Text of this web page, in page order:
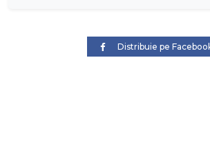
Distribuie pe